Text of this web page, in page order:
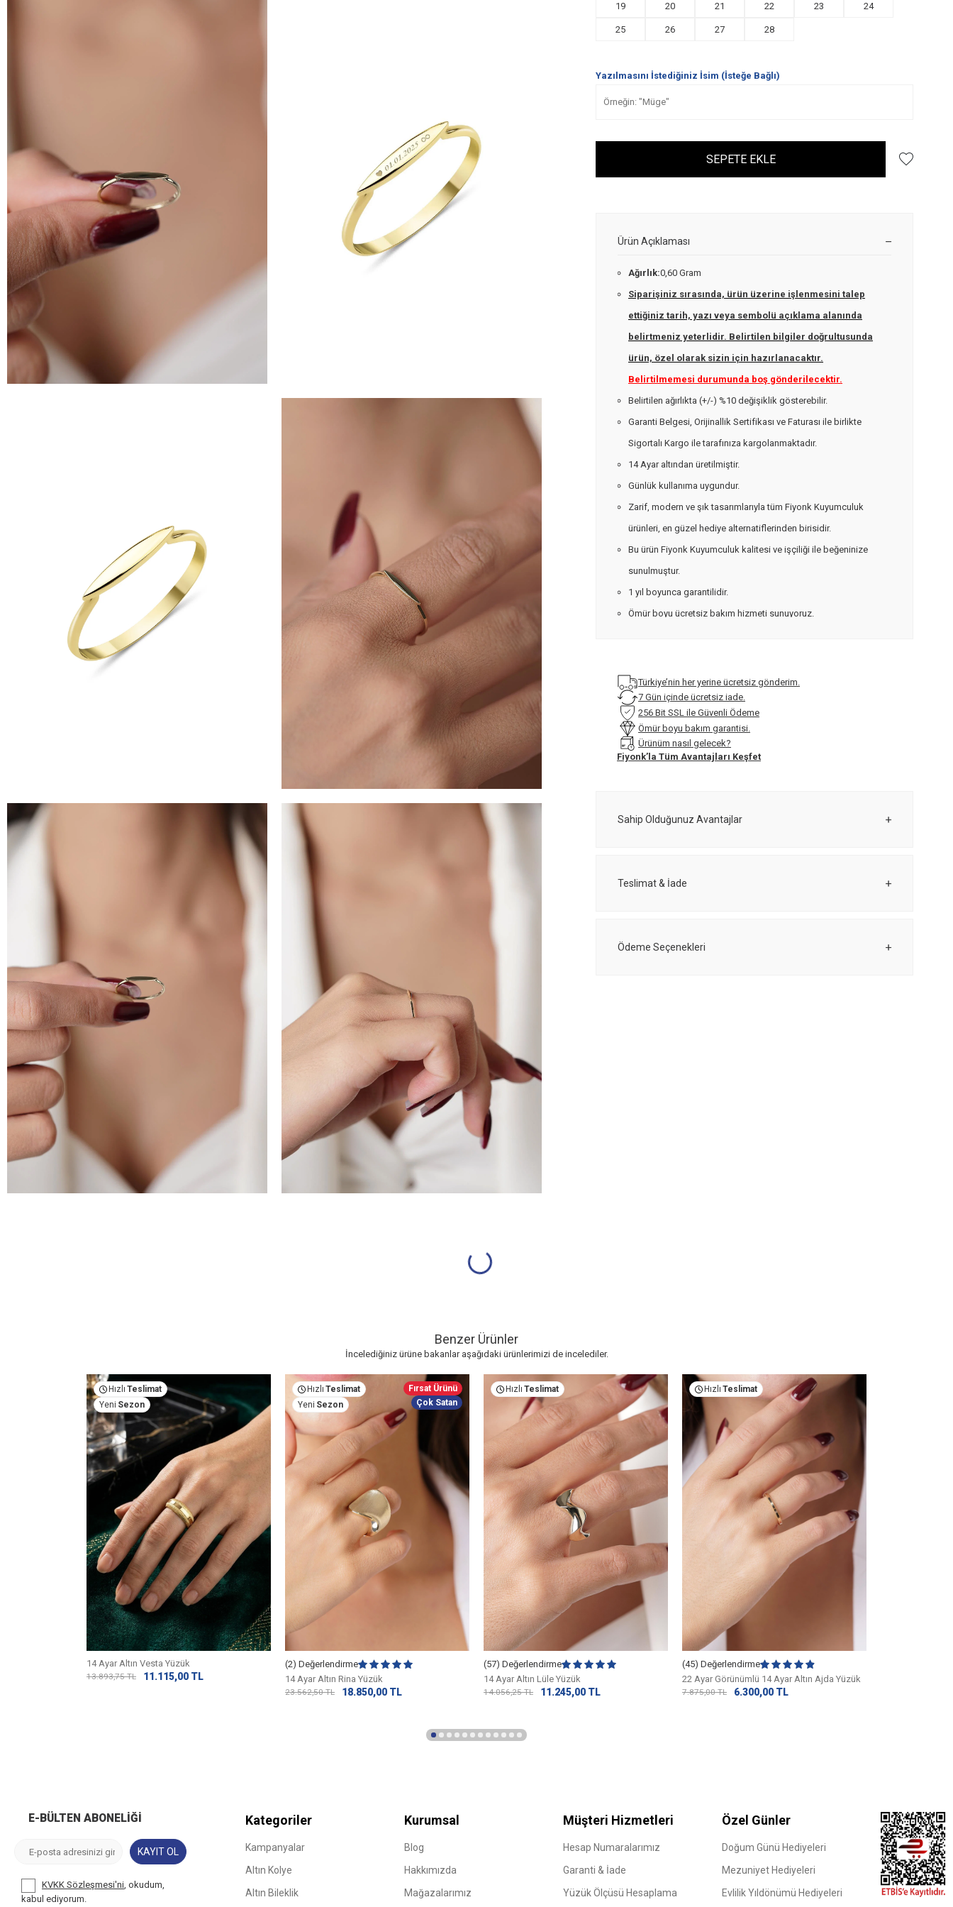
19 20 21 22 23 24
25 26 27 28
Yazılmasını İstediğiniz İsim (İsteğe Bağlı)
SEPETE EKLE
Ürün Açıklaması
Ağırlık:0,60 Gram
Siparişiniz sırasında, ürün üzerine işlenmesini talep
ettiğiniz tarih, yazı veya sembolü açıklama alanında
belirtmeniz yeterlidir. Belirtilen bilgiler doğrultusunda
ürün, özel olarak sizin için hazırlanacaktır.
Belirtilmemesi durumunda boş gönderilecektir.
Belirtilen ağırlıkta (+/-) %10 değişiklik gösterebilir.
Garanti Belgesi, Orijinallik Sertifikası ve Faturası ile birlikte
Sigortalı Kargo ile tarafınıza kargolanmaktadır.
14 Ayar altından üretilmiştir.
Günlük kullanıma uygundur.
Zarif, modern ve şık tasarımlarıyla tüm Fiyonk Kuyumculuk
ürünleri, en güzel hediye alternatiflerinden birisidir.
Bu ürün Fiyonk Kuyumculuk kalitesi ve işçiliği ile beğeninize
sunulmuştur.
1 yıl boyunca garantilidir.
Ömür boyu ücretsiz bakım hizmeti sunuyoruz.
Türkiye’nin her yerine ücretsiz gönderim.
7 Gün içinde ücretsiz iade.
256 Bit SSL ile Güvenli Ödeme
Ömür boyu bakım garantisi.
Ürünüm nasıl gelecek?
Fiyonk’la Tüm Avantajları Keşfet
Sahip Olduğunuz Avantajlar
Teslimat & İade
Ödeme Seçenekleri
Benzer Ürünler
İncelediğiniz ürüne bakanlar aşağıdaki ürünlerimizi de incelediler.
Hızlı Teslimat
Yeni Sezon
14 Ayar Altın Vesta Yüzük
13.893,75TL 11.115,00 TL
Hızlı Teslimat
Yeni Sezon
Fırsat Ürünü
Çok Satan
(2) Değerlendirme
14 Ayar Altın Rina Yüzük
23.562,50TL 18.850,00 TL
Hızlı Teslimat
(57) Değerlendirme
14 Ayar Altın Lüle Yüzük
14.056,25TL 11.245,00 TL
Hızlı Teslimat
(45) Değerlendirme
22 Ayar Görünümlü 14 Ayar Altın Ajda Yüzük
7.875,00TL 6.300,00 TL
E-BÜLTEN ABONELIĞI
KAYIT OL
KVKK Sözleşmesi'ni, okudum,
kabul ediyorum.
Kategoriler
Kampanyalar
Altın Kolye
Altın Bileklik
Kurumsal
Blog
Hakkımızda
Mağazalarımız
Müşteri Hizmetleri
Hesap Numaralarımız
Garanti & İade
Yüzük Ölçüsü Hesaplama
Özel Günler
Doğum Günü Hediyeleri
Mezuniyet Hediyeleri
Evlilik Yıldönümü Hediyeleri